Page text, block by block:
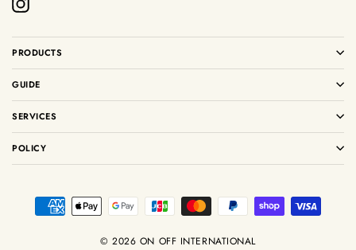
力
PRODUCTS
GUIDE
SERVICES
POLICY
© 2026 ON OFF INTERNATIONAL